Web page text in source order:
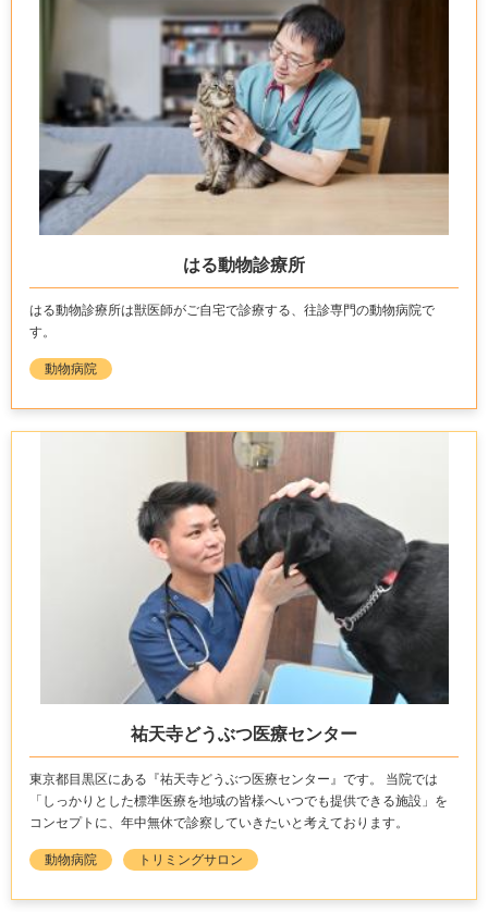
はる動物診療所
はる動物診療所は獣医師がご自宅で診療する、往診専門の動物病院で
す。
動物病院
祐天寺どうぶつ医療センター
東京都目黒区にある『祐天寺どうぶつ医療センター』です。 当院では
「しっかりとした標準医療を地域の皆様へいつでも提供できる施設」を
コンセプトに、年中無休で診察していきたいと考えております。
動物病院 トリミングサロン